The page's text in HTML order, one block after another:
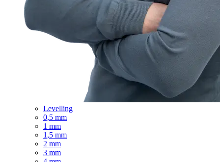
Levelling
0,5 mm
1 mm
1,5 mm
2 mm
3 mm